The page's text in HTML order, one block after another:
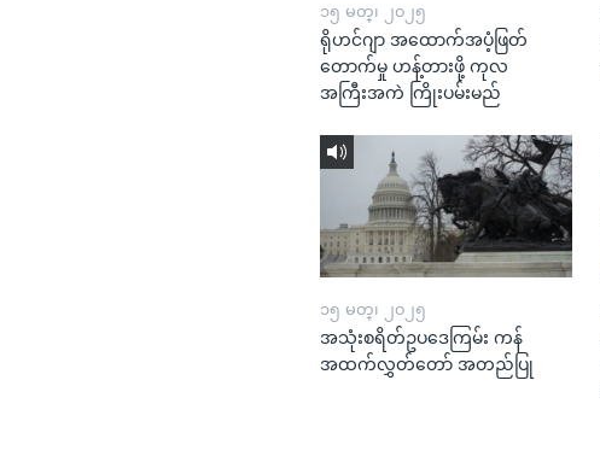
၁၅ မတ္၊ ၂၀၂၅
ရိုဟင်ဂျာ အထောက်အပံ့ဖြတ်
တောက်မှု ဟန့်တားဖို့ ကုလ
အကြီးအကဲ ကြိုးပမ်းမည်
၁၅ မတ္၊ ၂၀၂၅
အသုံးစရိတ်ဥပဒေကြမ်း ကန်
အထက်လွှတ်တော် အတည်ပြု